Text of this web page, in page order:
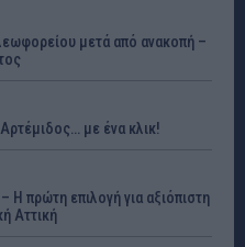
μετά από ανακοπή –
με ένα κλικ!
πρώτη επιλογή για αξιόπιστη
Αττική